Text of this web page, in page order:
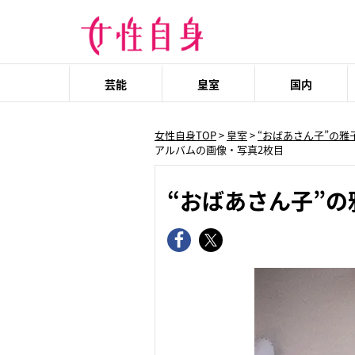
芸能 皇室 国内
女性自身TOP> 皇室>“おばあさん子”の
アルバムの画像・写真2枚目
“おばあさん子”